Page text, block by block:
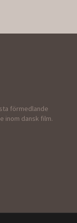
förmedlande
inom dansk film.